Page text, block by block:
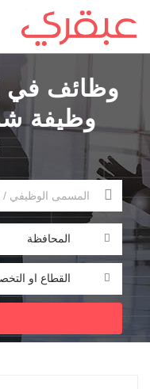
وظيفة
المحافظة
القطاع او